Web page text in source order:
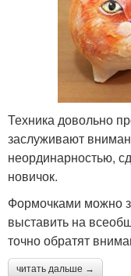
Техника довольно
заслуживают
неординарностью,
новичок.
Формочками можно
выставить на
точно обратят
читать дальше →